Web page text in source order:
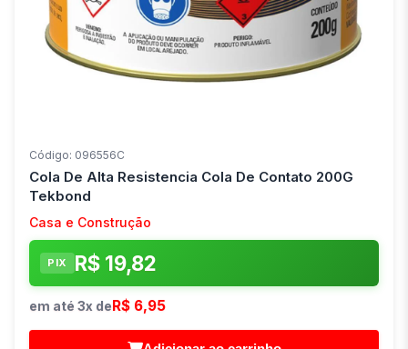
Código: 096556C
Cola De Alta Resistencia Cola De Contato 200G
Tekbond
Casa e Construção
PIX R$ 19,82
em até 3x deR$ 6,95